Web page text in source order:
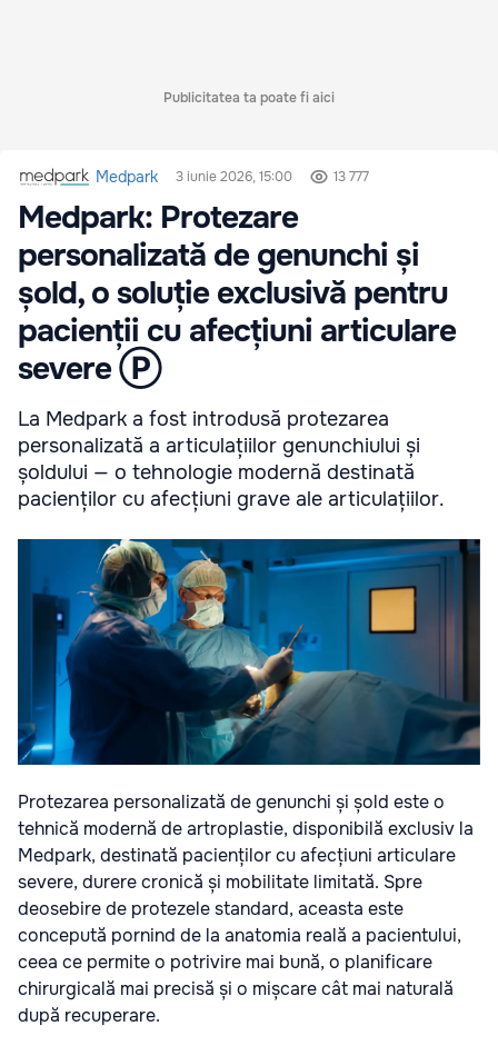
Publicitatea ta poate fi aici
Medpark 3 iunie 2026, 15:00 13 777
Medpark: Protezare
personalizată de genunchi și
șold, o soluție exclusivă pentru
pacienții cu afecțiuni articulare
severe Ⓟ
La Medpark a fost introdusă protezarea
personalizată a articulațiilor genunchiului și
șoldului — o tehnologie modernă destinată
pacienților cu afecțiuni grave ale articulațiilor.
Protezarea personalizată de genunchi și șold este o
tehnică modernă de artroplastie, disponibilă exclusiv la
Medpark, destinată pacienților cu afecțiuni articulare
severe, durere cronică și mobilitate limitată. Spre
deosebire de protezele standard, aceasta este
concepută pornind de la anatomia reală a pacientului,
ceea ce permite o potrivire mai bună, o planificare
chirurgicală mai precisă și o mișcare cât mai naturală
după recuperare.